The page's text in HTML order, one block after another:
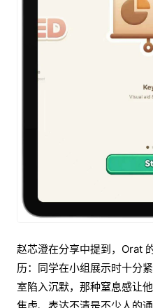
赵芯澄在分享中提到，Orat
历：同学在小组展示时十分
室陷入沉默，那种窒息感让